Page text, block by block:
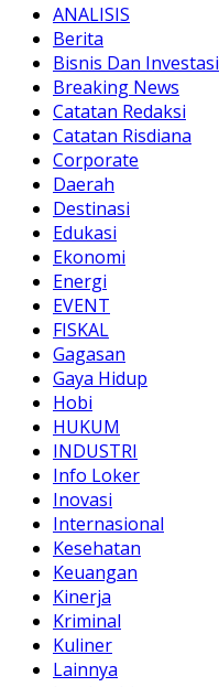
ANALISIS
Berita
Bisnis Dan Investasi
Breaking News
Catatan Redaksi
Catatan Risdiana
Corporate
Daerah
Destinasi
Edukasi
Ekonomi
Energi
EVENT
FISKAL
Gagasan
Gaya Hidup
Hobi
HUKUM
INDUSTRI
Info Loker
Inovasi
Internasional
Kesehatan
Keuangan
Kinerja
Kriminal
Kuliner
Lainnya